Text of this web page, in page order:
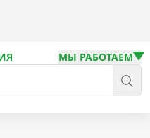
МЫ РАБОТАЕМ